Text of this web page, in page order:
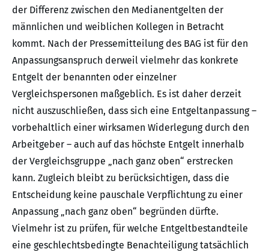
der Differenz zwischen den Medianentgelten der
männlichen und weiblichen Kollegen in Betracht
kommt. Nach der Pressemitteilung des BAG ist für den
Anpassungsanspruch derweil vielmehr das konkrete
Entgelt der benannten oder einzelner
Vergleichspersonen maßgeblich. Es ist daher derzeit
nicht auszuschließen, dass sich eine Entgeltanpassung –
vorbehaltlich einer wirksamen Widerlegung durch den
Arbeitgeber – auch auf das höchste Entgelt innerhalb
der Vergleichsgruppe „nach ganz oben“ erstrecken
kann. Zugleich bleibt zu berücksichtigen, dass die
Entscheidung keine pauschale Verpflichtung zu einer
Anpassung „nach ganz oben“ begründen dürfte.
Vielmehr ist zu prüfen, für welche Entgeltbestandteile
eine geschlechtsbedingte Benachteiligung tatsächlich